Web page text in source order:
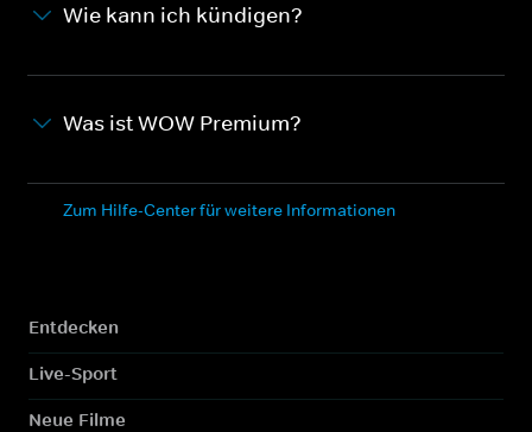
Wie kann ich kündigen?
Was ist WOW Premium?
Zum Hilfe-Center für weitere Informationen
Entdecken
Live-Sport
Neue Filme